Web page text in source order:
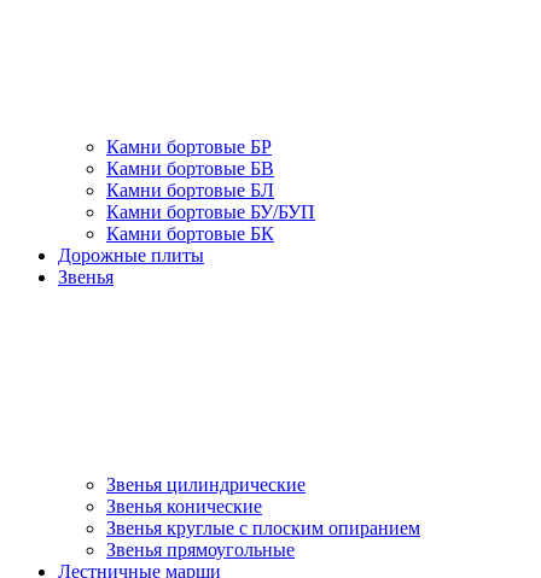
Камни бортовые БР
Камни бортовые БВ
Камни бортовые БЛ
Камни бортовые БУ/БУП
Камни бортовые БК
Дорожные плиты
Звенья
Звенья цилиндрические
Звенья конические
Звенья круглые с плоским опиранием
Звенья прямоугольные
Лестничные марши